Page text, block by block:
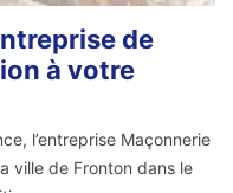
de
à votre
l’entreprise Maçonnerie
ville de Fronton dans le